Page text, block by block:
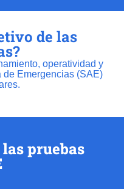
de las
operatividad y
de Emergencias (SAE)
.
pruebas